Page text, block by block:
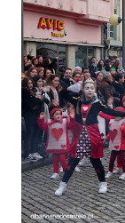
imagem para ver